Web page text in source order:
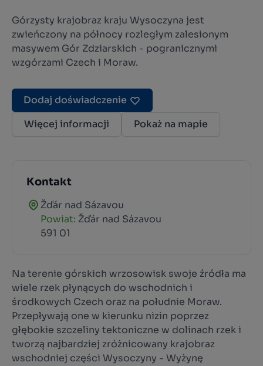
Górzysty krajobraz kraju Wysoczyna jest
zwieńczony na północy rozległym zalesionym
masywem Gór Zdziarskich - pogranicznymi
wzgórzami Czech i Moraw.
Dodaj doświadczenie
Więcej informacji
Pokaż na mapie
Kontakt
Žďár nad Sázavou
Powiat: Žďár nad Sázavou
591 01
Na terenie górskich wrzosowisk swoje źródła ma
wiele rzek płynących do wschodnich i
środkowych Czech oraz na południe Moraw.
Przepływają one w kierunku nizin poprzez
głębokie szczeliny tektoniczne w dolinach rzek i
tworzą najbardziej zróżnicowany krajobraz
wschodniej części Wysoczyny - Wyżynę